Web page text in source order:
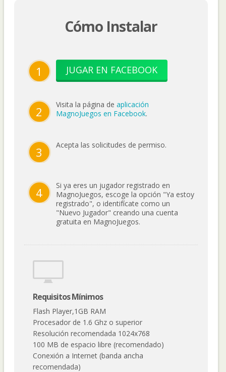
Cómo Instalar
1 JUGAR EN FACEBOOK
2 Visita la página de aplicación
MagnoJuegos en Facebook.
3 Acepta las solicitudes de permiso.
4
Si ya eres un jugador registrado en
MagnoJuegos, escoge la opción "Ya estoy
registrado", o identifícate como un
"Nuevo Jugador" creando una cuenta
gratuita en MagnoJuegos.
Requisitos Mínimos
Flash Player,1GB RAM
Procesador de 1.6 Ghz o superior
Resolución recomendada 1024x768
100 MB de espacio libre (recomendado)
Conexión a Internet (banda ancha
recomendada)